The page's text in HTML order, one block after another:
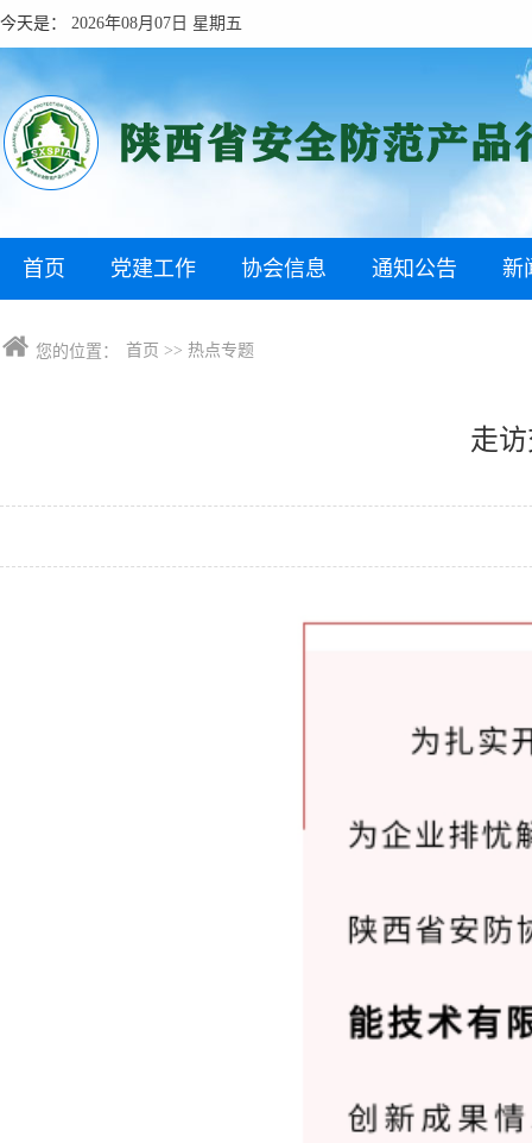
今天是： 2026年08月07日 星期五
首页 党建工作 协会信息 通知公告 新
您的位置： 首页 >> 热点专题
走